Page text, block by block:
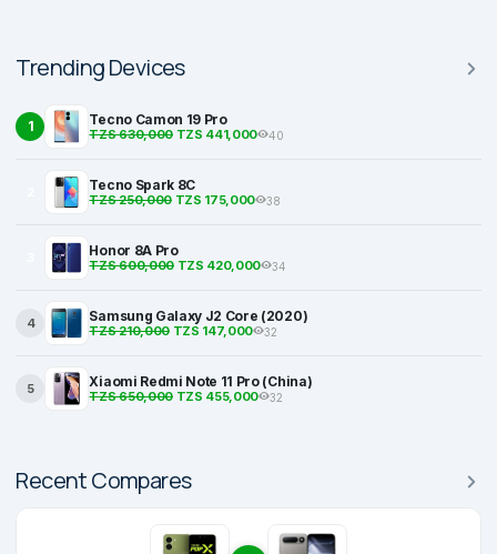
Trending Devices
1 Tecno Camon 19 Pro
TZS 630,000TZS 441,000 40
Tecno Spark 8C
TZS 250,000TZS 175,000 38
Honor 8A Pro
TZS 600,000TZS 420,000 34
4 Samsung Galaxy J2 Core (2020)
TZS 210,000TZS 147,000 32
5 Xiaomi Redmi Note 11 Pro (China)
TZS 650,000TZS 455,000 32
Recent Compares